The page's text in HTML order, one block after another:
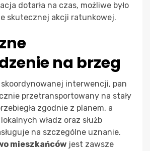
dotarła na czas, możliwe było
skutecznej akcji ratunkowej.
na brzeg
interwencji, pan
przetransportowany na stały
zgodnie z planem, a
władz oraz służb
na szczególne uznanie.
mieszkańców jest zawsze